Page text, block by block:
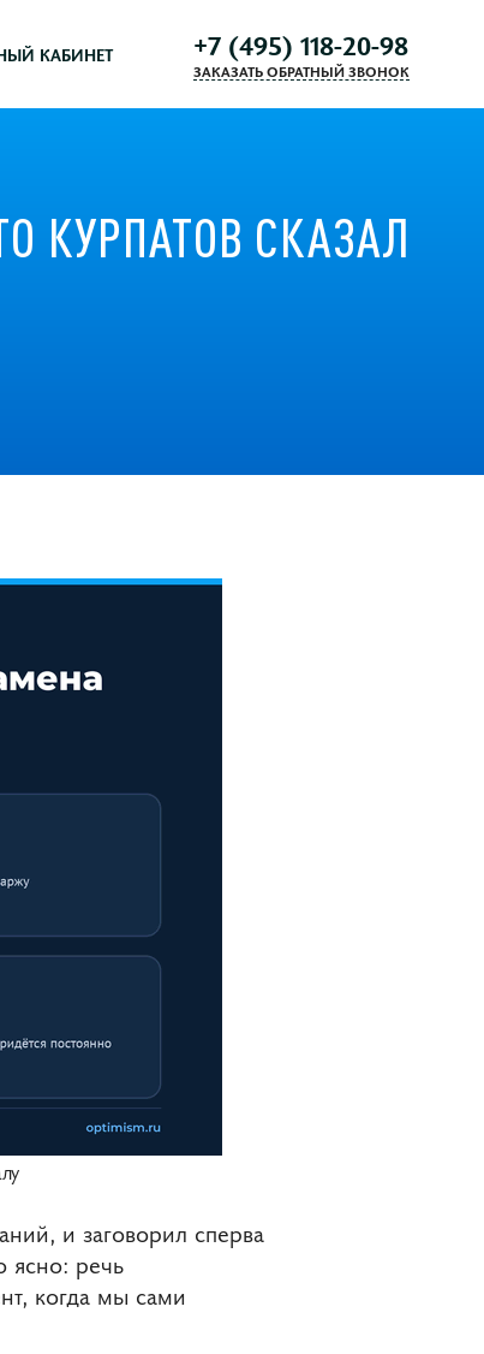
КАБИНЕТ +7 (495) 118-20-98
ЗАКАЗАТЬ ОБРАТНЫЙ ЗВОНОК
КУРПАТОВ СКАЗАЛ
и заговорил сперва
ясно: речь
когда мы сами